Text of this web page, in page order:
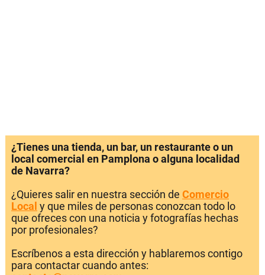
¿Tienes una tienda, un bar, un restaurante o un
local comercial en Pamplona o alguna localidad
de Navarra?
¿Quieres salir en nuestra sección de Comercio
Local y que miles de personas conozcan todo lo
que ofreces con una noticia y fotografías hechas
por profesionales?
Escríbenos a esta dirección y hablaremos contigo
para contactar cuando antes: